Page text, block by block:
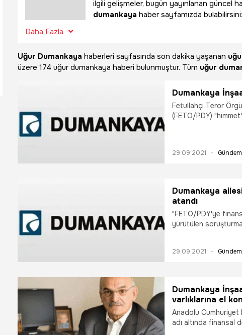
ilgili gelişmeler, bugün yayınlanan güncel
dumankaya haber sayfamızda
Daha Fazla
Uğur Dumankaya haberleri sayfasında son dakika yaşanan
üzere 174 uğur dumankaya haberi bulunmuştur. Tüm uğur
Dumankaya
Fetullahçı Terör
(FETÖ/PDY)
29.09.2021 Gündem
Dumankaya
atandı
"FETÖ/PDY'ye
yürütülen
29.09.2021 Gündem
Dumankaya
varlıklarına el
Anadolu Cumhuriyet
adı altında finansal